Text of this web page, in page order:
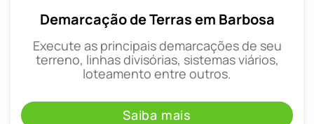
Demarcação de Terras em Barbosa
Execute as principais demarcações de seu
terreno, linhas divisórias, sistemas viários,
loteamento entre outros.
Saiba mais